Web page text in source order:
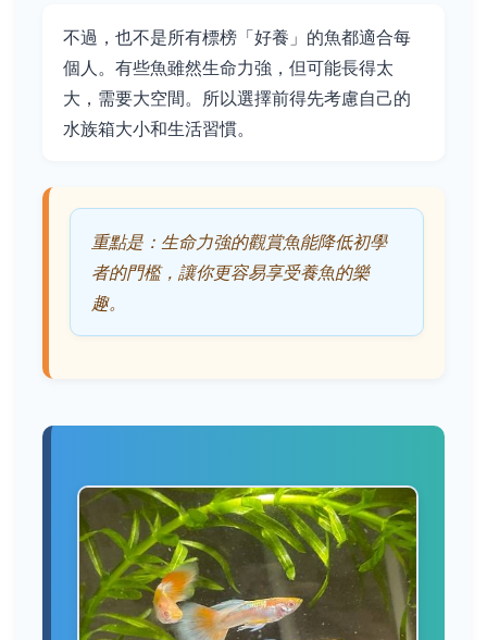
不過，也不是所有標榜「好養」的魚都適合每
個人。有些魚雖然生命力強，但可能長得太
大，需要大空間。所以選擇前得先考慮自己的
水族箱大小和生活習慣。
重點是：生命力強的觀賞魚能降低初學
者的門檻，讓你更容易享受養魚的樂
趣。